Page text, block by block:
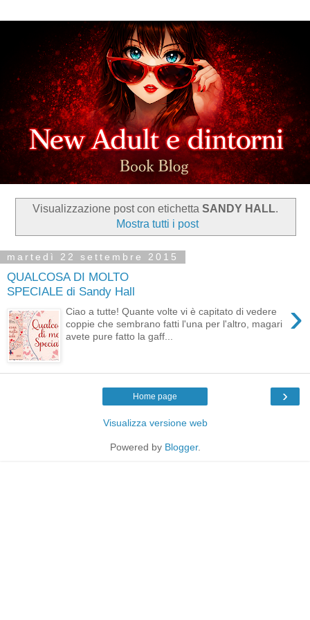
Visualizzazione post con etichetta SANDY HALL.
Mostra tutti i post
martedì 22 settembre 2015
QUALCOSA DI MOLTO
SPECIALE di Sandy Hall
›
Ciao a tutte! Quante volte vi è capitato di vedere
coppie che sembrano fatti l'una per l'altro, magari
avete pure fatto la gaff...
›
Home page
Visualizza versione web
Powered by Blogger.